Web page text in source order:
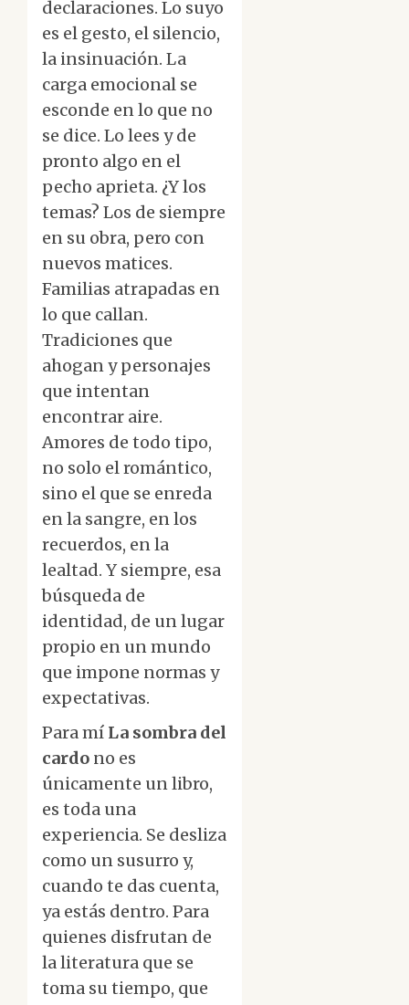
declaraciones. Lo suyo
es el gesto, el silencio,
la insinuación. La
carga emocional se
esconde en lo que no
se dice. Lo lees y de
pronto algo en el
pecho aprieta. ¿Y los
temas? Los de siempre
en su obra, pero con
nuevos matices.
Familias atrapadas en
lo que callan.
Tradiciones que
ahogan y personajes
que intentan
encontrar aire.
Amores de todo tipo,
no solo el romántico,
sino el que se enreda
en la sangre, en los
recuerdos, en la
lealtad. Y siempre, esa
búsqueda de
identidad, de un lugar
propio en un mundo
que impone normas y
expectativas.
Para mí La sombra del
cardo no es
únicamente un libro,
es toda una
experiencia. Se desliza
como un susurro y,
cuando te das cuenta,
ya estás dentro. Para
quienes disfrutan de
la literatura que se
toma su tiempo, que